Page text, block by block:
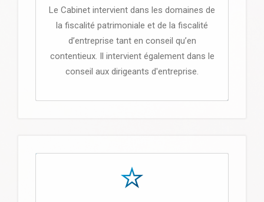
Le Cabinet intervient dans les domaines de
la fiscalité patrimoniale et de la fiscalité
d’entreprise tant en conseil qu’en
contentieux. Il intervient également dans le
conseil aux dirigeants d'entreprise.